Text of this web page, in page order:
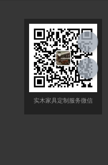
实木家具定制服务微信